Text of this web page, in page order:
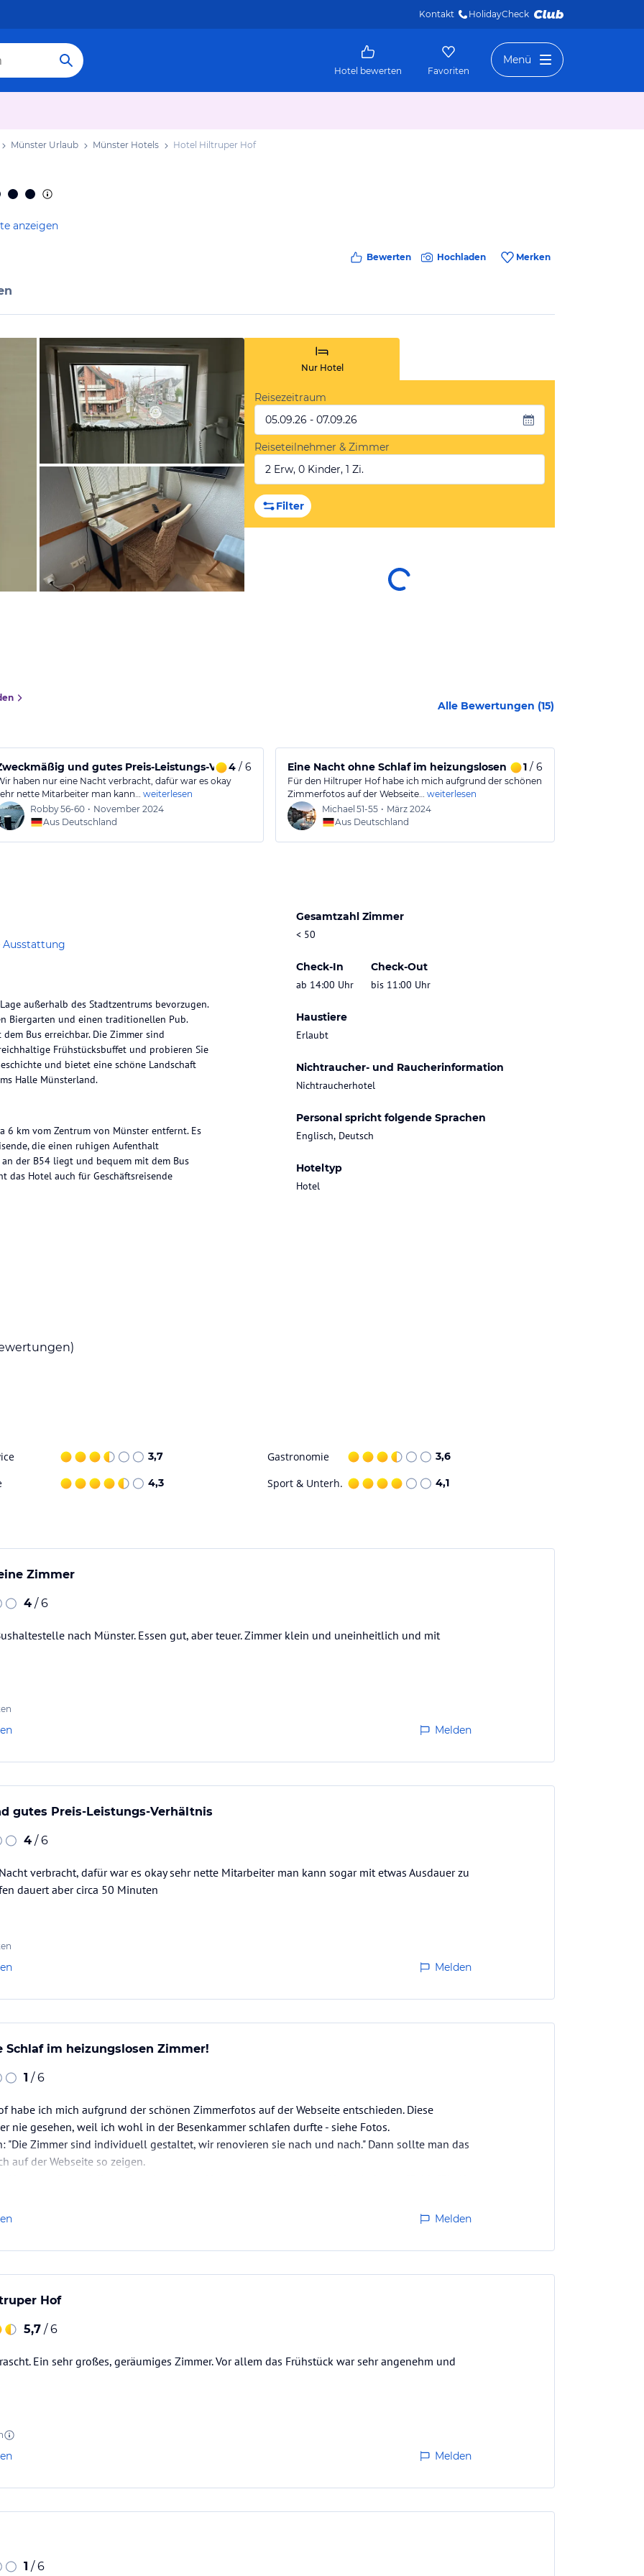
Kontakt HolidayCheck
Hotel bewerten Favoriten
Menü
Münster Urlaub Münster Hotels Hotel Hiltruper Hof
anzeigen
Bewerten Hochladen Merken
von Michael, März 2024
Nur Hotel
Reisezeitraum
05.09.26 - 07.09.26
Reiseteilnehmer & Zimmer
2 Erw, 0 Kinder, 1 Zi.
Filter
Alle Bewertungen (15)
und gutes Preis-Leistungs-Verhältnis
4/ 6
haben nur eine Nacht verbracht, dafür war es okay
nette Mitarbeiter man kann… weiterlesen
Robby56-60 • November 2024
Aus Deutschland
Eine Nacht ohne Schlaf im heizungslosen Zimmer!
1/ 6
Für den Hiltruper Hof habe ich mich aufgrund der schönen
Zimmerfotos auf der Webseite… weiterlesen
Michael 51-55 • März 2024
Aus Deutschland
Ausstattung
Gesamtzahl Zimmer
< 50
Check-In
ab 14:00 Uhr
Check-Out
bis 11:00 Uhr
Haustiere
Erlaubt
Nichtraucher- und Raucherinformation
Nichtraucherhotel
Personal spricht folgende Sprachen
Englisch, Deutsch
Hoteltyp
Hotel
außerhalb des Stadtzentrums bevorzugen.
Biergarten und einen traditionellen Pub.
Bus erreichbar. Die Zimmer sind
Frühstücksbuffet und probieren Sie
und bietet eine schöne Landschaft
Halle Münsterland.
km vom Zentrum von Münster entfernt. Es
die einen ruhigen Aufenthalt
der B54 liegt und bequem mit dem Bus
das Hotel auch für Geschäftsreisende
WLAN, einen Schreibtisch, einen TV und
Atmosphäre. Der Biergarten und der
einem frisch gezapften Bier.
Aktivitäten wie Wandern und
Landschaft bequem erkunden können.
3,7 Gastronomie 3,6
4,3 Sport & Unterh. 4,1
Zimmer
4 / 6
nach Münster. Essen gut, aber teuer. Zimmer klein und uneinheitlich und mit
Melden
gutes Preis-Leistungs-Verhältnis
4 / 6
verbracht, dafür war es okay sehr nette Mitarbeiter man kann sogar mit etwas Ausdauer zu
dauert aber circa 50 Minuten
Melden
Schlaf im heizungslosen Zimmer!
1 / 6
habe ich mich aufgrund der schönen Zimmerfotos auf der Webseite entschieden. Diese
nie gesehen, weil ich wohl in der Besenkammer schlafen durfte - siehe Fotos.
"Die Zimmer sind individuell gestaltet, wir renovieren sie nach und nach." Dann sollte man das
auf der Webseite so zeigen.
oder…
Melden
Hof
5,7 / 6
Ein sehr großes, geräumiges Zimmer. Vor allem das Frühstück war sehr angenehm und
Melden
1 / 6